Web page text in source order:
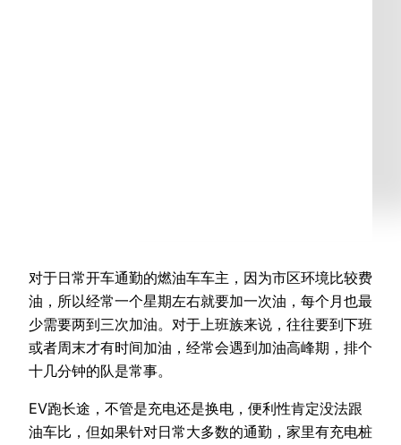
对于日常开车通勤的燃油车车主，因为市区环境比较费
油，所以经常一个星期左右就要加一次油，每个月也最
少需要两到三次加油。对于上班族来说，往往要到下班
或者周末才有时间加油，经常会遇到加油高峰期，排个
十几分钟的队是常事。
EV跑长途，不管是充电还是换电，便利性肯定没法跟
油车比，但如果针对日常大多数的通勤，家里有充电桩